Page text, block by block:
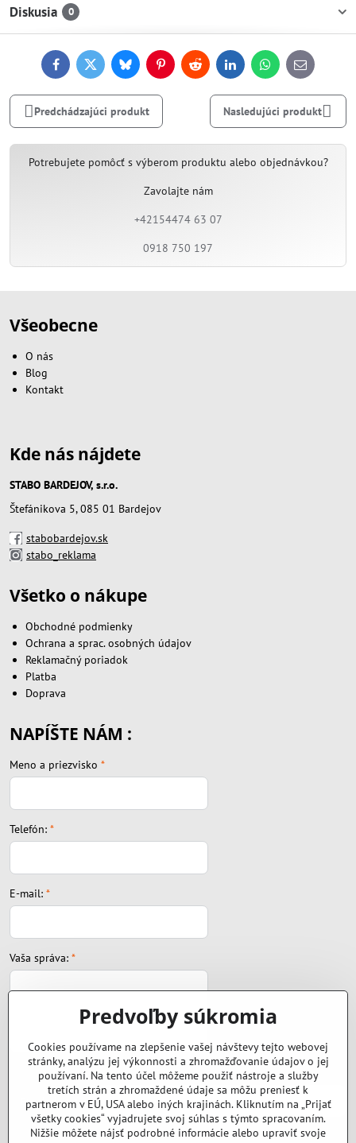
Diskusia 0
FacebookTwitterBlueskyPinterestReddit LinkedInWhatsApp
E-
mail
Predchádzajúci produkt Nasledujúci produkt
Potrebujete pomôcť s výberom produktu alebo objednávkou?
Zavolajte nám
+42154474 63 07
0918 750 197
Všeobecne
O nás
Blog
Kontakt
Kde nás nájdete
STABO BARDEJOV, s.r.o.
Štefánikova 5, 085 01 Bardejov
stabobardejov.sk
stabo_reklama
Všetko o nákupe
Obchodné podmienky
Ochrana a sprac. osobných údajov
Reklamačný poriadok
Platba
Doprava
NAPÍŠTE NÁM :
Meno a priezvisko *
Telefón: *
E-mail: *
Vaša správa: *
Súbor:
Predvoľby súkromia
Cookies používame na zlepšenie vašej návštevy tejto webovej
stránky, analýzu jej výkonnosti a zhromažďovanie údajov o jej
používaní. Na tento účel môžeme použiť nástroje a služby
tretích strán a zhromaždené údaje sa môžu preniesť k
partnerom v EÚ, USA alebo iných krajinách. Kliknutím na „Prijať
všetky cookies“ vyjadrujete svoj súhlas s týmto spracovaním.
Nižšie môžete nájsť podrobné informácie alebo upraviť svoje